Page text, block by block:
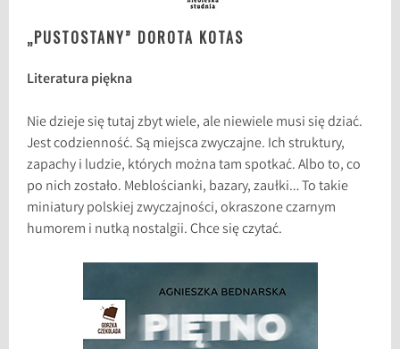
„PUSTOSTANY” DOROTA KOTAS
Literatura piękna
Nie dzieje się tutaj zbyt wiele, ale niewiele musi się dziać.
Jest codzienność. Są miejsca zwyczajne. Ich struktury,
zapachy i ludzie, których można tam spotkać. Albo to, co
po nich zostało. Meblościanki, bazary, zaułki… To takie
miniatury polskiej zwyczajności, okraszone czarnym
humorem i nutką nostalgii. Chce się czytać.